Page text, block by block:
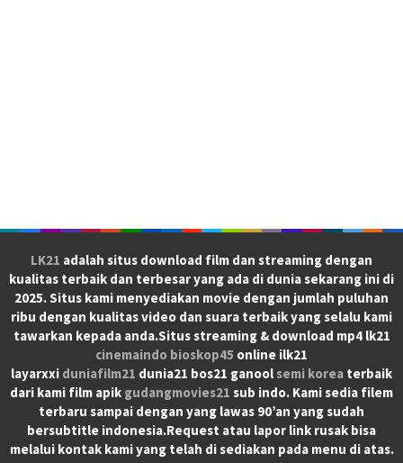
LK21 adalah situs download film dan streaming dengan
kualitas terbaik dan terbesar yang ada di dunia sekarang ini di
2025. Situs kami menyediakan movie dengan jumlah puluhan
ribu dengan kualitas video dan suara terbaik yang selalu kami
tawarkan kepada anda.Situs streaming & download mp4 lk21
cinemaindo bioskop45 online ilk21
layarxxi duniafilm21 dunia21 bos21 ganool semi korea terbaik
dari kami film apik gudangmovies21 sub indo. Kami sedia filem
terbaru sampai dengan yang lawas 90’an yang sudah
bersubtitle indonesia.Request atau lapor link rusak bisa
melalui kontak kami yang telah di sediakan pada menu di atas.